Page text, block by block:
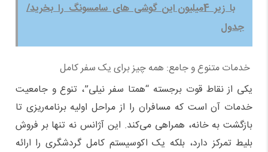
با زیر 4میلیون این گوشی های سامسونگ را بخرید/
جدول
خدمات متنوع و جامع: همه چیز برای یک سفر کامل
یکی از نقاط قوت برجسته “همتا سفر نیلی”، تنوع و جامعیت
خدمات آن است که مسافران را از مراحل اولیه برنامه‌ریزی تا
بازگشت به خانه، همراهی می‌کند. این آژانس نه تنها بر فروش
بلیط تمرکز دارد، بلکه یک اکوسیستم کامل گردشگری را ارائه